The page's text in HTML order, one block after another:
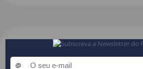
Pulse Check:
USF em Portugal